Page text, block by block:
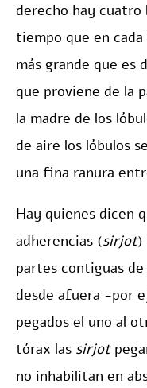
derecho hay
tiempo que en
más grande que es
que proviene de la
la madre de los
de aire los lóbulos
una fina ranura
Hay quienes dicen
adherencias (sirjot)
partes contiguas
desde afuera -por
pegados el uno al
tórax las sirjot
no inhabilitan en